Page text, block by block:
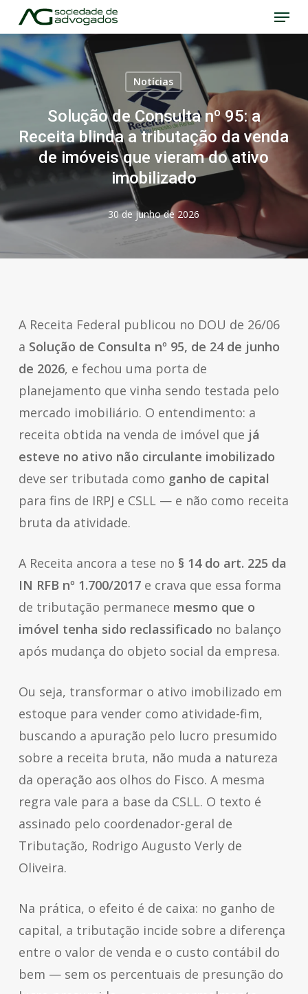
Skip
to
main
content
Menu
Notícias
Solução de Consulta nº 95: a
Receita blinda a tributação da venda
de imóveis que vieram do ativo
imobilizado
30 de junho de 2026
A Receita Federal publicou no DOU de 26/06
a Solução de Consulta nº 95, de 24 de junho
de 2026, e fechou uma porta de
planejamento que vinha sendo testada pelo
mercado imobiliário. O entendimento: a
receita obtida na venda de imóvel que já
esteve no ativo não circulante imobilizado
deve ser tributada como ganho de capital
para fins de IRPJ e CSLL — e não como receita
bruta da atividade.
A Receita ancora a tese no § 14 do art. 225 da
IN RFB nº 1.700/2017e crava que essa forma
de tributação permanece mesmo que o
imóvel tenha sido reclassificado no balanço
após mudança do objeto social da empresa.
Ou seja, transformar o ativo imobilizado em
estoque para vender como atividade-fim,
buscando a apuração pelo lucro presumido
sobre a receita bruta, não muda a natureza
da operação aos olhos do Fisco. A mesma
regra vale para a base da CSLL. O texto é
assinado pelo coordenador-geral de
Tributação, Rodrigo Augusto Verly de
Oliveira.
Na prática, o efeito é de caixa: no ganho de
capital, a tributação incide sobre a diferença
entre o valor de venda e o custo contábil do
bem — sem os percentuais de presunção do